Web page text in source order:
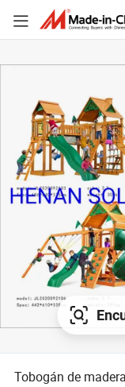
Tobogán de madera